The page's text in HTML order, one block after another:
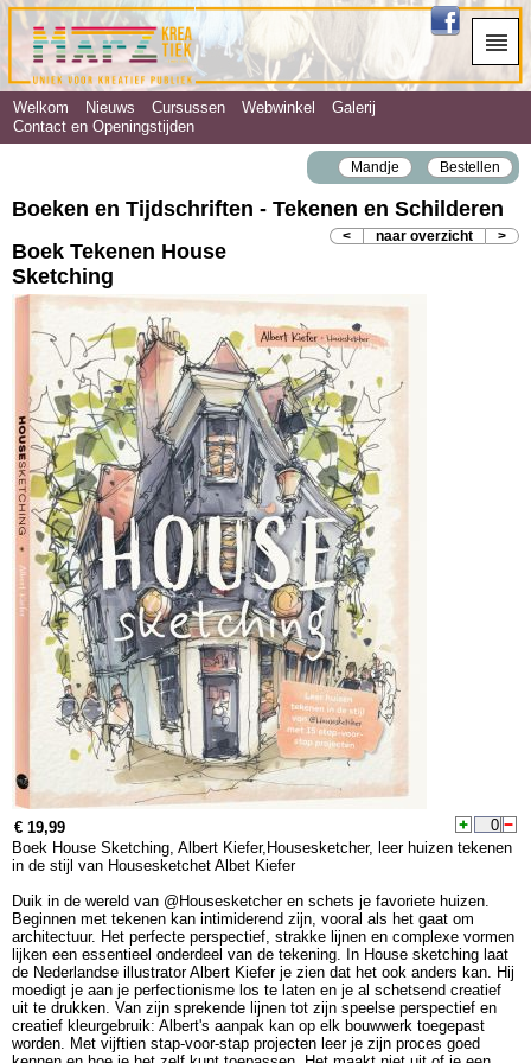
Welkom Nieuws Cursussen Webwinkel
Galerij
Contact en Openingstijden
Mandje Bestellen
Boeken en Tijdschriften - Tekenen en Schilderen
< naar overzicht >
Boek Tekenen House
Sketching
€ 19,99
Boek House Sketching, Albert Kiefer,Housesketcher, leer huizen tekenen
in de stijl van Housesketchet Albet Kiefer
Duik in de wereld van @Housesketcher en schets je favoriete huizen.
Beginnen met tekenen kan intimiderend zijn, vooral als het gaat om
architectuur. Het perfecte perspectief, strakke lijnen en complexe vormen
lijken een essentieel onderdeel van de tekening. In House sketching laat
de Nederlandse illustrator Albert Kiefer je zien dat het ook anders kan. Hij
moedigt je aan je perfectionisme los te laten en je al schetsend creatief
uit te drukken. Van zijn sprekende lijnen tot zijn speelse perspectief en
creatief kleurgebruik: Albert's aanpak kan op elk bouwwerk toegepast
worden. Met vijftien stap-voor-stap projecten leer je zijn proces goed